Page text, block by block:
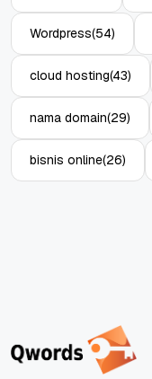
Wordpress(54)
cloud hosting(43)
nama domain(29)
bisnis online(26)